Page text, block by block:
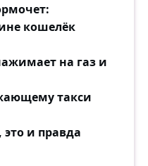
кошелёк
на газ и
такси
и правда